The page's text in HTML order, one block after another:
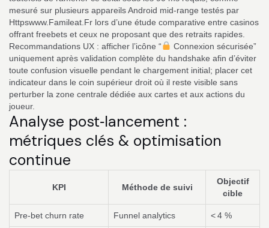
mesuré sur plusieurs appareils Android mid‑range testés par
Httpswww.Famileat.Fr lors d’une étude comparative entre casinos
offrant freebets et ceux ne proposant que des retraits rapides.
Recommandations UX : afficher l’icône “
Connexion sécurisée”
uniquement après validation complète du handshake afin d’éviter
toute confusion visuelle pendant le chargement initial; placer cet
indicateur dans le coin supérieur droit où il reste visible sans
perturber la zone centrale dédiée aux cartes et aux actions du
joueur.
Analyse post‑lancement :
métriques clés & optimisation
continue
KPI Méthode de suivi
Objectif
cible
Pre‑bet churn rate Funnel analytics < 4 %